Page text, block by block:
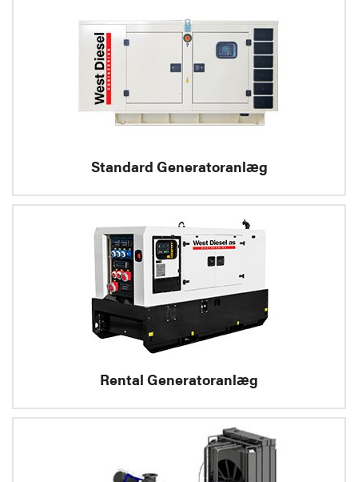
Standard Generatoranlæg
Rental Generatoranlæg